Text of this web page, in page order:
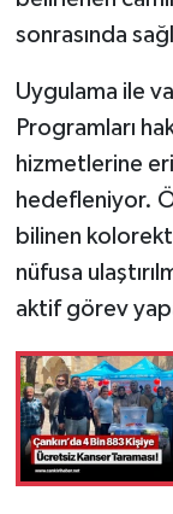
sonrasında
Uygulama ile
Programları
hizmetlerine
hedefleniyor.
bilinen
nüfusa
aktif görev